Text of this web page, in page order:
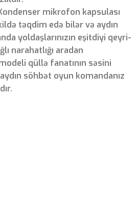
mikrofon kapsulası
təqdim edə bilər və aydın
yoldaşlarınızın eşitdiyi qeyri-
narahatlığı aradan
qüllə fanatının səsini
söhbət oyun komandanız